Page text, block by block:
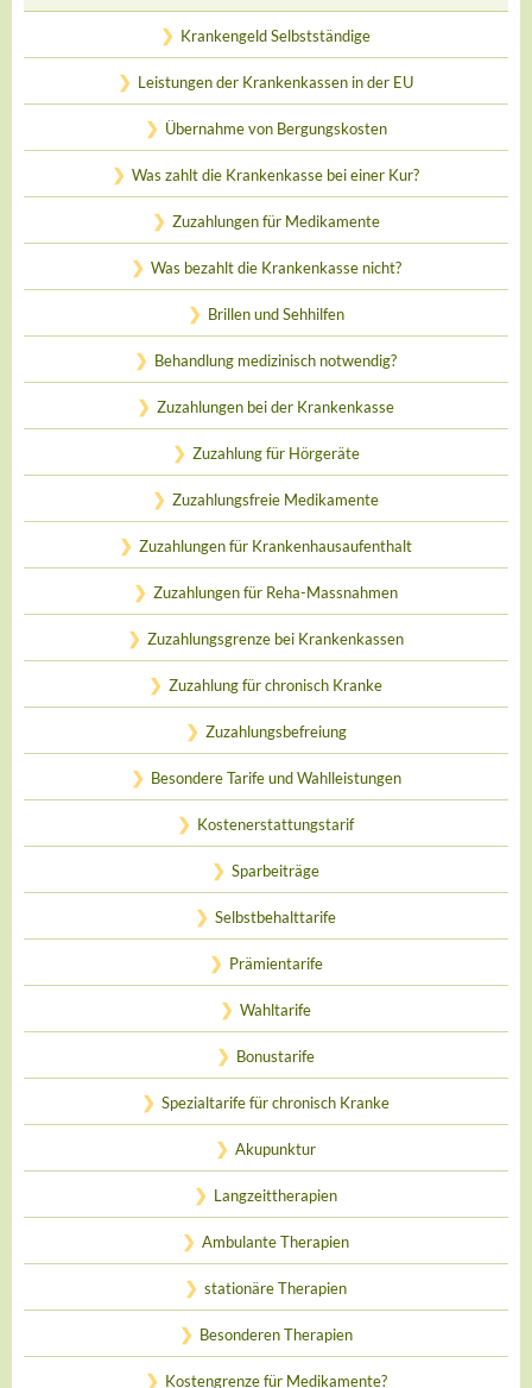
Krankengeld Selbstständige
Leistungen der Krankenkassen in der EU
Übernahme von Bergungskosten
Was zahlt die Krankenkasse bei einer Kur?
Zuzahlungen für Medikamente
Was bezahlt die Krankenkasse nicht?
Brillen und Sehhilfen
Behandlung medizinisch notwendig?
Zuzahlungen bei der Krankenkasse
Zuzahlung für Hörgeräte
Zuzahlungsfreie Medikamente
Zuzahlungen für Krankenhausaufenthalt
Zuzahlungen für Reha-Massnahmen
Zuzahlungsgrenze bei Krankenkassen
Zuzahlung für chronisch Kranke
Zuzahlungsbefreiung
Besondere Tarife und Wahlleistungen
Kostenerstattungstarif
Sparbeiträge
Selbstbehalttarife
Prämientarife
Wahltarife
Bonustarife
Spezialtarife für chronisch Kranke
Akupunktur
Langzeittherapien
Ambulante Therapien
stationäre Therapien
Besonderen Therapien
Kostengrenze für Medikamente?